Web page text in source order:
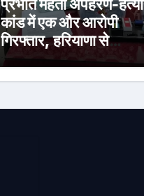
प्रभात मेहता अपहरण-हत्या
कांड में एक और आरोपी
गिरफ्तार, हरियाणा से
पकड़कर पलामू लाई पुलिस